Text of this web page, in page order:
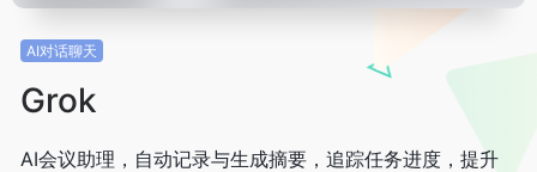
AI对话聊天
Grok
AI会议助理，自动记录与生成摘要，追踪任务进度，提升